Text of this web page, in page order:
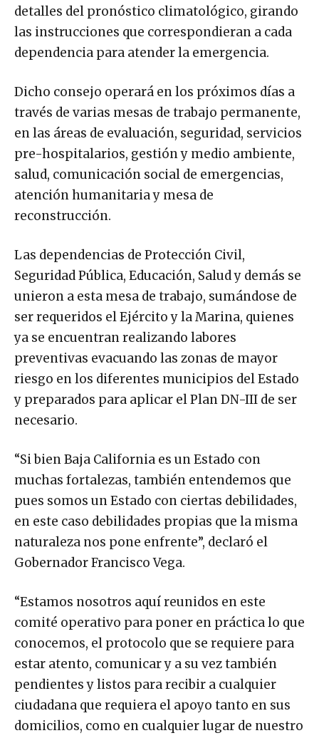
detalles del pronóstico climatológico, girando
las instrucciones que correspondieran a cada
dependencia para atender la emergencia.
Dicho consejo operará en los próximos días a
través de varias mesas de trabajo permanente,
en las áreas de evaluación, seguridad, servicios
pre-hospitalarios, gestión y medio ambiente,
salud, comunicación social de emergencias,
atención humanitaria y mesa de
reconstrucción.
Las dependencias de Protección Civil,
Seguridad Pública, Educación, Salud y demás se
unieron a esta mesa de trabajo, sumándose de
ser requeridos el Ejército y la Marina, quienes
ya se encuentran realizando labores
preventivas evacuando las zonas de mayor
riesgo en los diferentes municipios del Estado
y preparados para aplicar el Plan DN-III de ser
necesario.
“Si bien Baja California es un Estado con
muchas fortalezas, también entendemos que
pues somos un Estado con ciertas debilidades,
en este caso debilidades propias que la misma
naturaleza nos pone enfrente”, declaró el
Gobernador Francisco Vega.
“Estamos nosotros aquí reunidos en este
comité operativo para poner en práctica lo que
conocemos, el protocolo que se requiere para
estar atento, comunicar y a su vez también
pendientes y listos para recibir a cualquier
ciudadana que requiera el apoyo tanto en sus
domicilios, como en cualquier lugar de nuestro